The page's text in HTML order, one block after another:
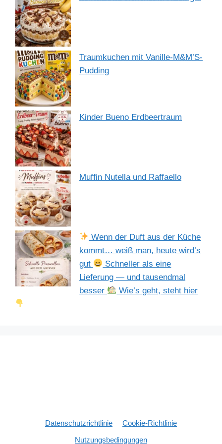
Traumkuchen mit Vanille-M&M’S-
Pudding
Kinder Bueno Erdbeertraum
Muffin Nutella und Raffaello
Wenn der Duft aus der Küche
kommt… weiß man, heute wird’s
gut
Schneller als eine
Lieferung — und tausendmal
besser
Wie’s geht, steht hier
Datenschutzrichtlinie
Cookie-Richtlinie
Nutzungsbedingungen